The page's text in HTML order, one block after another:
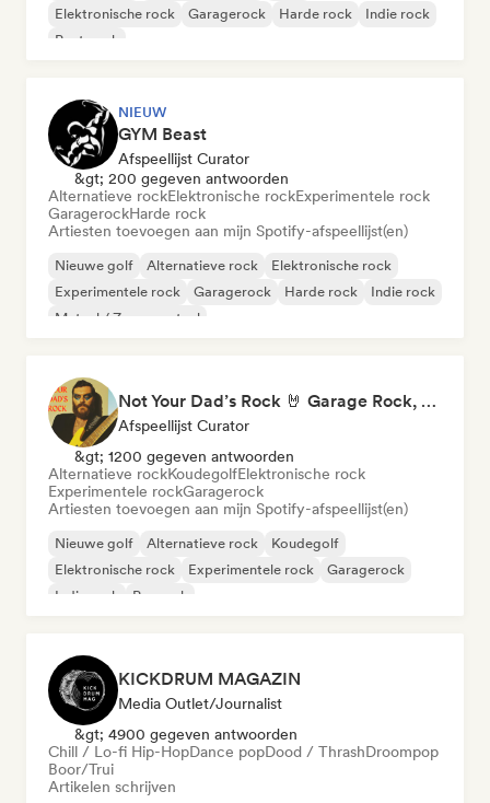
Elektronische rock
Garagerock Harde rock
Indie rock
Post punk
NIEUW
GYM Beast
Afspeellijst Curator
&gt; 200 gegeven antwoorden
Alternatieve rockElektronische rockExperimentele rock
GaragerockHarde rock
Artiesten toevoegen aan mijn Spotify-afspeellijst(en)
Nieuwe golf Alternatieve rock
Elektronische rock
Experimentele rock
Garagerock Harde rock
Indie rock
Metaal / Zwaar metaal
Not Your Dad’s Rock 🤘 Garage Rock, Alt-Rock & Indie Anthems
Afspeellijst Curator
&gt; 1200 gegeven antwoorden
Alternatieve rockKoudegolfElektronische rock
Experimentele rockGaragerock
Artiesten toevoegen aan mijn Spotify-afspeellijst(en)
Nieuwe golf Alternatieve rock
Koudegolf
Elektronische rock
Experimentele rock
Garagerock
Indie rock
Poprock
KICKDRUM MAGAZIN
Media Outlet/Journalist
&gt; 4900 gegeven antwoorden
Chill / Lo-fi Hip-HopDance popDood / ThrashDroompop
Boor/Trui
Artikelen schrijven